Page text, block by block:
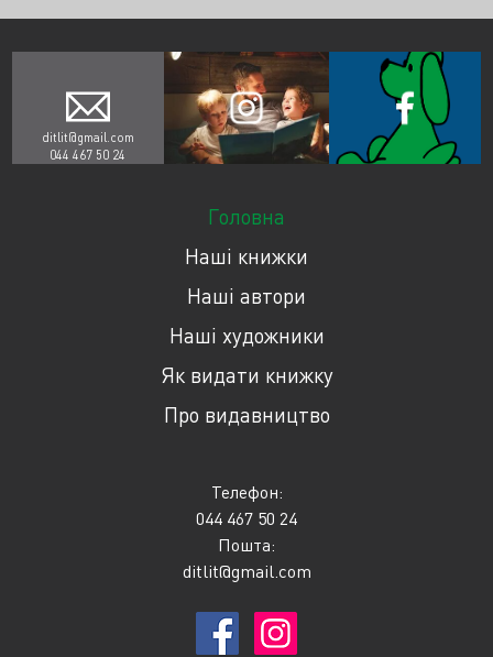
ditlit@gmail.com
044 467 50 24
Головна
Наші книжки
Наші автори
Наші художники
Як видати книжку
Про видавництво
Телефон:
044 467 50 24
Пошта:
ditlit@gmail.com